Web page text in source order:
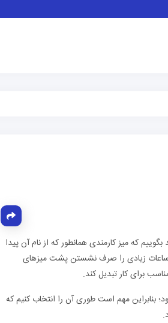
که میز کارمندی همانطور که از نام آن پیدا
ساعات زیادی را صرف نشستن پشت میزهای
برای کار تبدیل کند.
مهم است طوری آن را انتخاب کنیم که